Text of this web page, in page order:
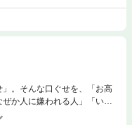
。そんな口ぐせを、「お高
か人に嫌われる人」「いい
れる人」「本番に弱い人」